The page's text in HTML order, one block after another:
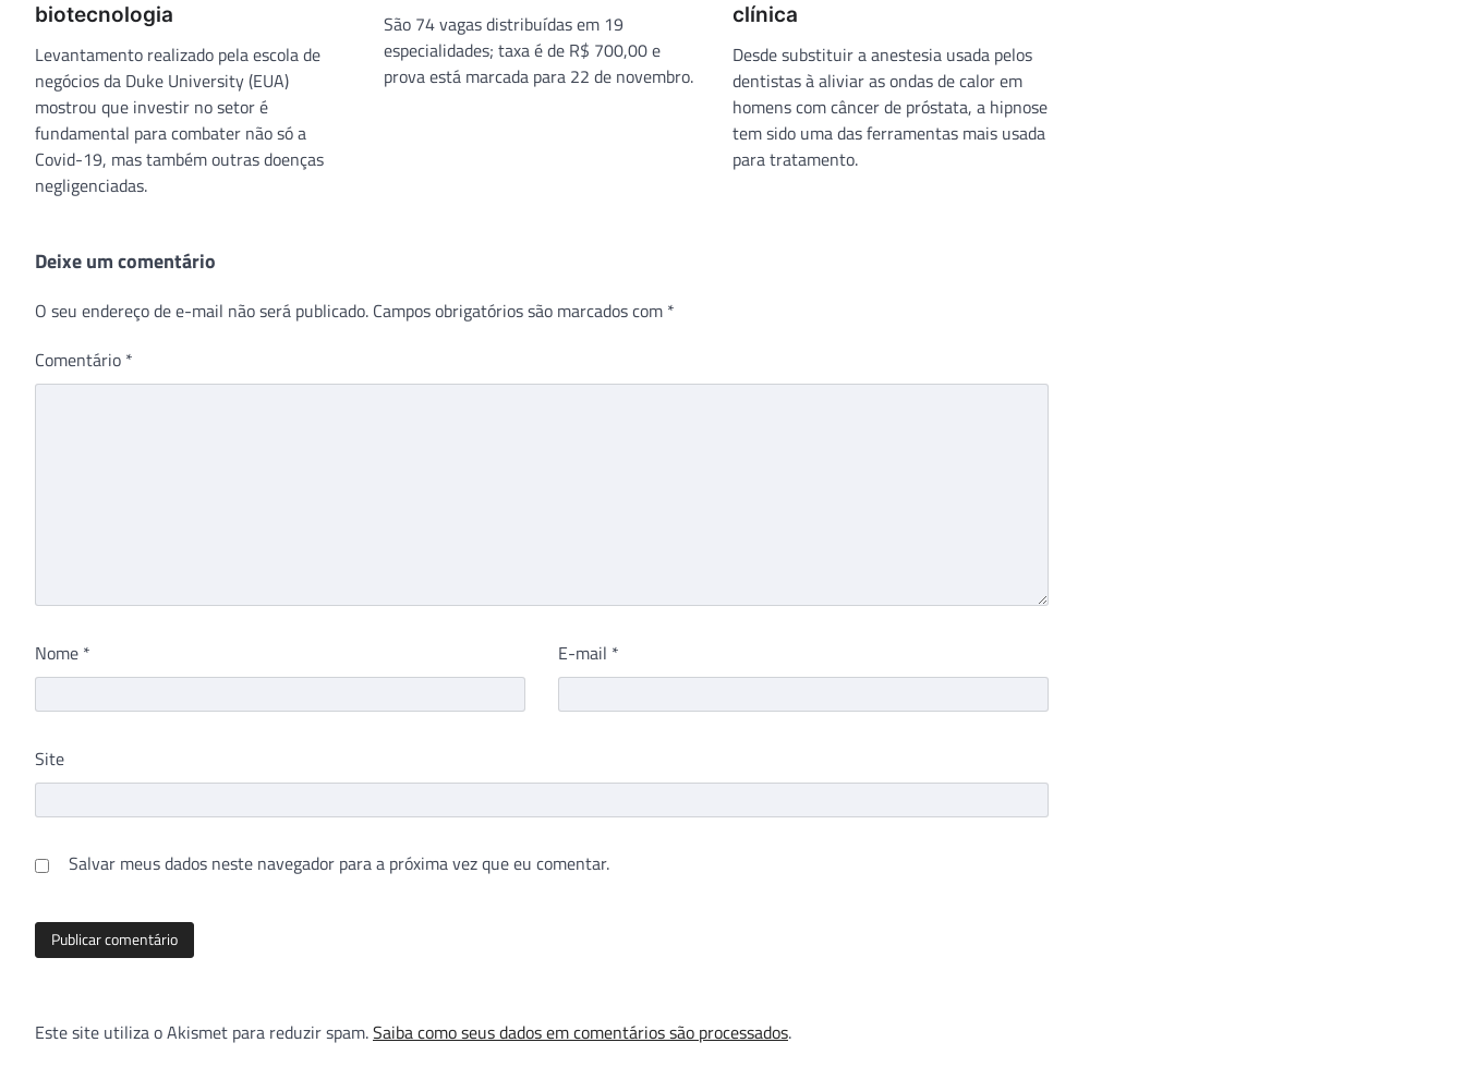
biotecnologia
Levantamento realizado pela escola de
negócios da Duke University (EUA)
mostrou que investir no setor é
fundamental para combater não só a
Covid-19, mas também outras doenças
negligenciadas.
São 74 vagas distribuídas em 19
especialidades; taxa é de R$ 700,00 e
prova está marcada para 22 de novembro.
clínica
Desde substituir a anestesia usada pelos
dentistas à aliviar as ondas de calor em
homens com câncer de próstata, a hipnose
tem sido uma das ferramentas mais usada
para tratamento.
Deixe um comentário
O seu endereço de e-mail não será publicado. Campos obrigatórios são marcados com *
Comentário *
Nome * E-mail *
Site
Salvar meus dados neste navegador para a próxima vez que eu comentar.
Este site utiliza o Akismet para reduzir spam.Saiba como seus dados em comentários são processados.